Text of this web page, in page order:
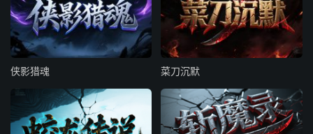
侠影猎魂 菜刀沉默